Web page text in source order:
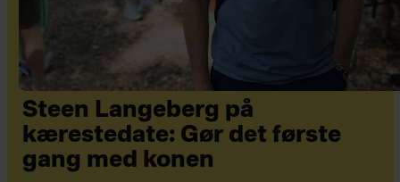
Steen Langeberg på
kærestedate: Gør det første
gang med konen